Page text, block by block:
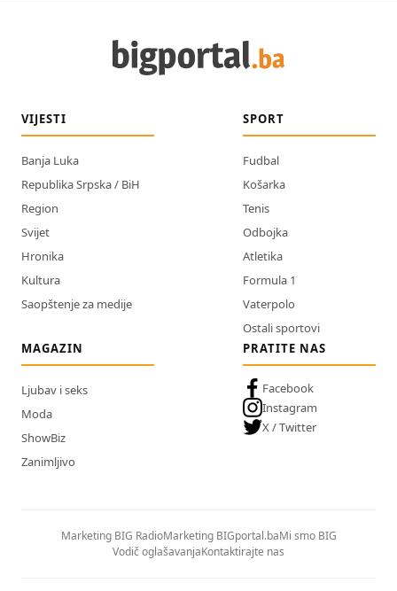
VIJESTI
Banja Luka
Republika Srpska / BiH
Region
Svijet
Hronika
Kultura
Saopštenje za medije
SPORT
Fudbal
Košarka
Tenis
Odbojka
Atletika
Formula 1
Vaterpolo
Ostali sportovi
MAGAZIN
Ljubav i seks
Moda
ShowBiz
Zanimljivo
PRATITE NAS
Facebook
Instagram
X / Twitter
Marketing BIG RadioMarketing BIGportal.baMi smo BIG
Vodič oglašavanjaKontaktirajte nas